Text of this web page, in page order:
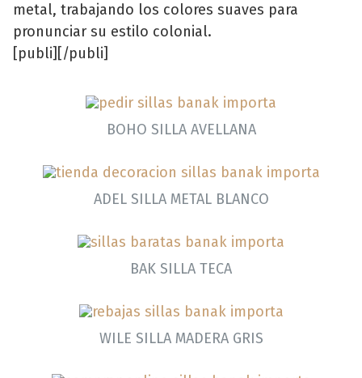
metal, trabajando los colores suaves para
pronunciar su estilo colonial.
[publi][/publi]
BOHO SILLA AVELLANA
ADEL SILLA METAL BLANCO
BAK SILLA TECA
WILE SILLA MADERA GRIS